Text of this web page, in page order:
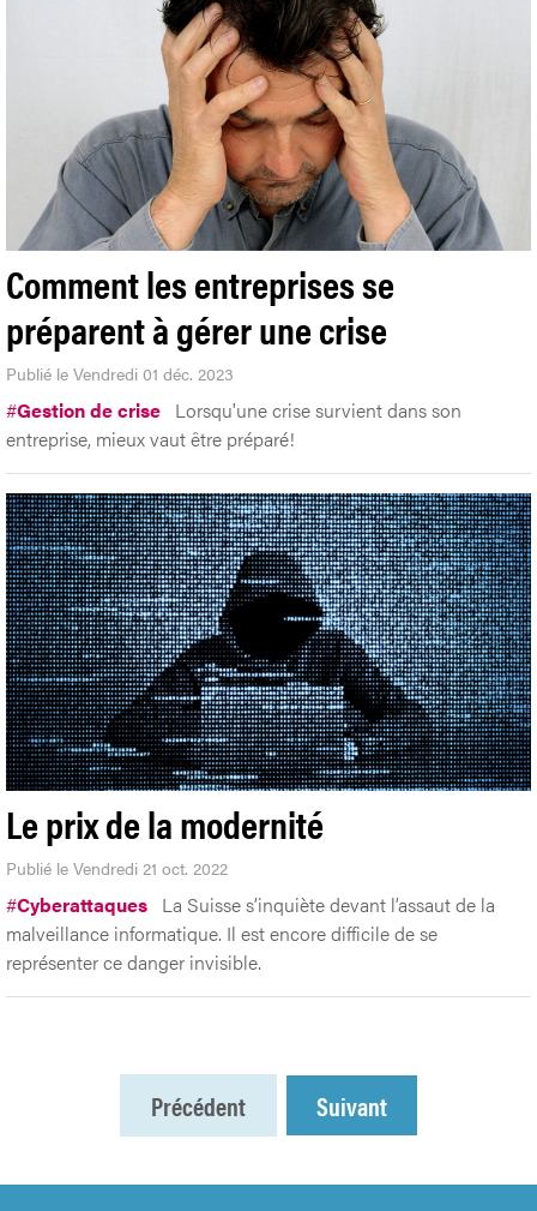
Comment les entreprises se
préparent à gérer une crise
Publié le Vendredi 01 déc. 2023
#Gestion de crise Lorsqu'une crise survient dans son
entreprise, mieux vaut être préparé!
Le prix de la modernité
Publié le Vendredi 21 oct. 2022
#Cyberattaques La Suisse s’inquiète devant l’assaut de la
malveillance informatique. Il est encore difficile de se
représenter ce danger invisible.
Précédent Suivant